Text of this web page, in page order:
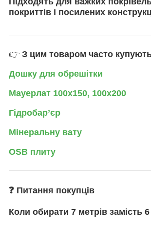
покриттів і посилених
👉 З цим товаром часто
Дошку для обрешітки
Мауерлат 100х150, 100х200
Гідробар’єр
Мінеральну вату
OSB плиту
❓ Питання покупців
Коли обирати 7 метрів замість